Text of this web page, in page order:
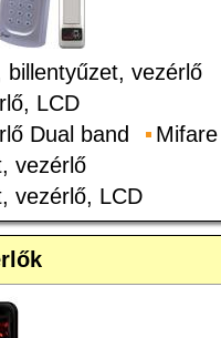
billentyűzet, vezérlő
LCD
Dual band
vezérlő
vezérlő, LCD